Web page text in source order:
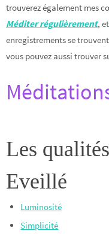
trouverez également mes
Méditer régulièrement, et
enregistrements se
vous pouvez aussi trouver
Les
Eveillé
Luminosité
Simplicité